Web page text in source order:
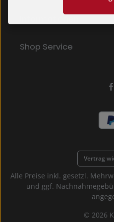
Kenntnis genommen
mit ihnen
Shop Service
Vertrag
© 2026
Alle Preise inkl. gesetzl.
und ggf.